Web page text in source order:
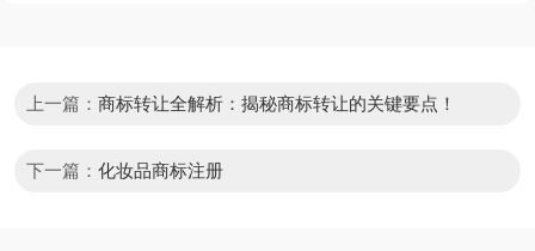
上一篇： 商标转让全解析：揭秘商标转让的关键要点！
下一篇： 化妆品商标注册